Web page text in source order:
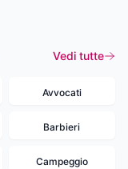
Vedi tutte
Avvocati
Barbieri
Campeggio